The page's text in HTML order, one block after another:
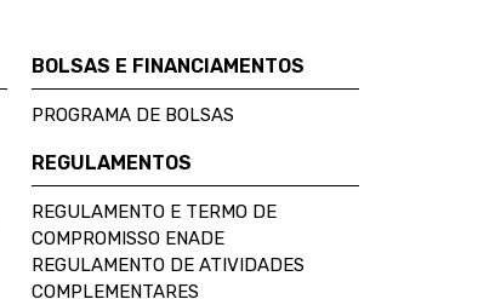
BOLSAS E FINANCIAMENTOS
PROGRAMA DE BOLSAS
REGULAMENTOS
REGULAMENTO E TERMO DE
COMPROMISSO ENADE
REGULAMENTO DE ATIVIDADES
COMPLEMENTARES